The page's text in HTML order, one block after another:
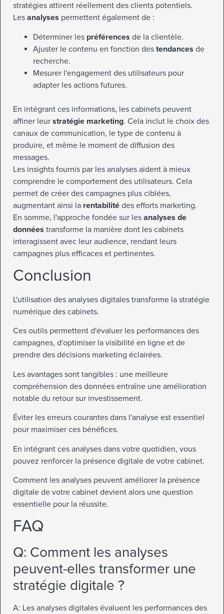
stratégies attirent réellement des clients potentiels.
Les analyses permettent également de :
Déterminer les préférences de la clientèle.
Ajuster le contenu en fonction des tendances de
recherche.
Mesurer l'engagement des utilisateurs pour
adapter les actions futures.
En intégrant ces informations, les cabinets peuvent
affiner leur stratégie marketing. Cela inclut le choix des
canaux de communication, le type de contenu à
produire, et même le moment de diffusion des
messages.
Les insights fournis par les analyses aident à mieux
comprendre le comportement des utilisateurs. Cela
permet de créer des campagnes plus ciblées,
augmentant ainsi la rentabilité des efforts marketing.
En somme, l'approche fondée sur les analyses de
données transforme la manière dont les cabinets
interagissent avec leur audience, rendant leurs
campagnes plus efficaces et pertinentes.
Conclusion
L'utilisation des analyses digitales transforme la stratégie
numérique des cabinets.
Ces outils permettent d'évaluer les performances des
campagnes, d'optimiser la visibilité en ligne et de
prendre des décisions marketing éclairées.
Les avantages sont tangibles : une meilleure
compréhension des données entraîne une amélioration
notable du retour sur investissement.
Éviter les erreurs courantes dans l'analyse est essentiel
pour maximiser ces bénéfices.
En intégrant ces analyses dans votre quotidien, vous
pouvez renforcer la présence digitale de votre cabinet.
Comment les analyses peuvent améliorer la présence
digitale de votre cabinet devient alors une question
essentielle pour la réussite.
FAQ
Q: Comment les analyses
peuvent-elles transformer une
stratégie digitale ?
A: Les analyses digitales évaluent les performances des